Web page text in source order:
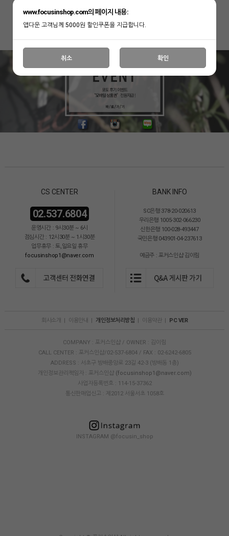
상세 정보를 확대해 보실 수 있습니다.
CS CENTER
02.537.6804
운영시간 : 9시30분 ~ 6시
점심시간 : 12시30분 ~ 1시30분
업무휴무 : 토,일요일 휴무
focusinshop1@naver.com
BANK INFO
SC은행 378-20-020613
우리은행 1005-302-066230
신한은행 100-028-493447
국민은행 043901-04-237613
예금주 : 포커스인샵 김이림
회사소개 | 이용안내 | 개인정보처리방침 | 이용약관 | PC VER
COMPANY : 포커스인샵 / OWNER : 김이림
CALL CENTER : 포커스인샵/02-537-6804 / FAX : 02-6242-6805
ADDRESS : 서초구 방배중앙로 23길 42-3 (방배동 1층)
개인정보관리책임자 : 포커스인샵 (focusinshop1@naver.com)
사업자등록번호 : 114-15-37362
통신판매업신고 : 제2012 서울서초 1058호
INSTAGRAM @focusin_shop
www.focusinshop.com의 페이지 내용:
앱다운 고객님께 5000원 할인쿠폰을 지급합니다.
취소 확인